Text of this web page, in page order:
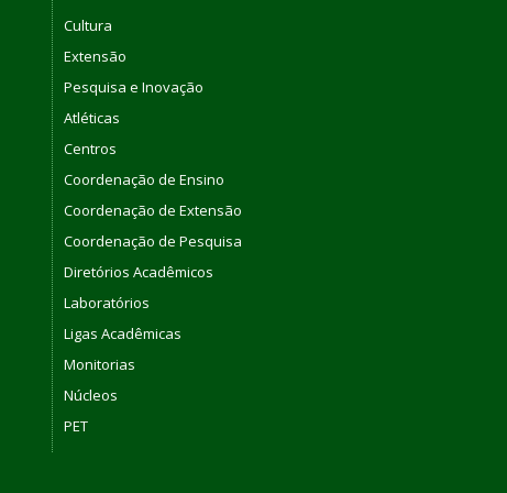
Cultura
Extensão
Pesquisa e Inovação
Atléticas
Centros
Coordenação de Ensino
Coordenação de Extensão
Coordenação de Pesquisa
Diretórios Acadêmicos
Laboratórios
Ligas Acadêmicas
Monitorias
Núcleos
PET